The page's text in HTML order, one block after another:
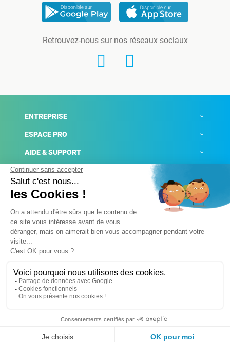
Retrouvez-nous sur nos réseaux sociaux
ENTREPRISE
ESPACE PRO
AIDE & SUPPORT
ACTUALITÉS
Mentions légales
Conditions générales de ventes
Plateforme de signalement